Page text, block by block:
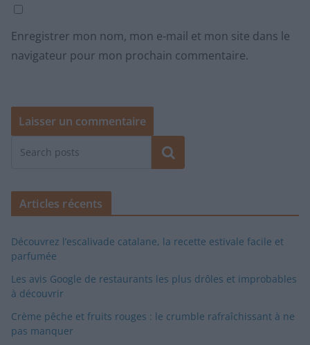
Enregistrer mon nom, mon e-mail et mon site dans le
navigateur pour mon prochain commentaire.
Rechercher
Articles récents
Découvrez l’escalivade catalane, la recette estivale facile et
parfumée
Les avis Google de restaurants les plus drôles et improbables
à découvrir
Crème pêche et fruits rouges : le crumble rafraîchissant à ne
pas manquer